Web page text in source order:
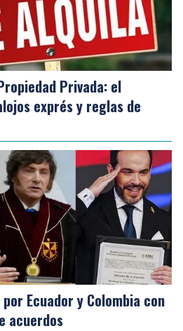
Privada: el
exprés y reglas de
Ecuador y Colombia con
acuerdos